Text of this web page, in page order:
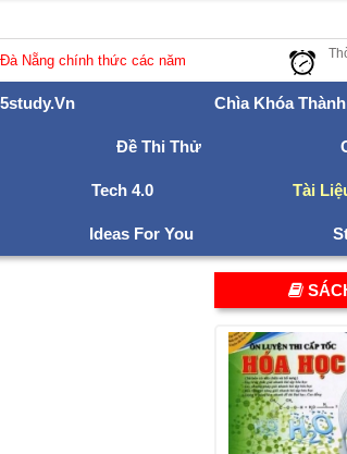
chính thức các năm
Chìa Khóa
Đề Thi Thử
Tech 4.0 Tài
Ideas For You